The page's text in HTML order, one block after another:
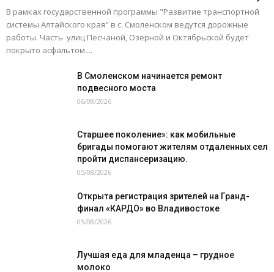
В рамках государственной программы "Развитие транспортной
системы Алтайского края" в с. Смоленском ведутся дорожные
работы. Часть улиц Песчаной, Озёрной и Октябрьской будет
покрыто асфальтом....
В Смоленском начинается ремонт
подвесного моста
06/08/2026
Старшее поколение»: как мобильные
бригады помогают жителям отдаленных сел
пройти диспансеризацию.
05/08/2026
Открыта регистрация зрителей на Гранд-
финал «КАРДО» во Владивостоке
05/08/2026
Лучшая еда для младенца – грудное
молоко